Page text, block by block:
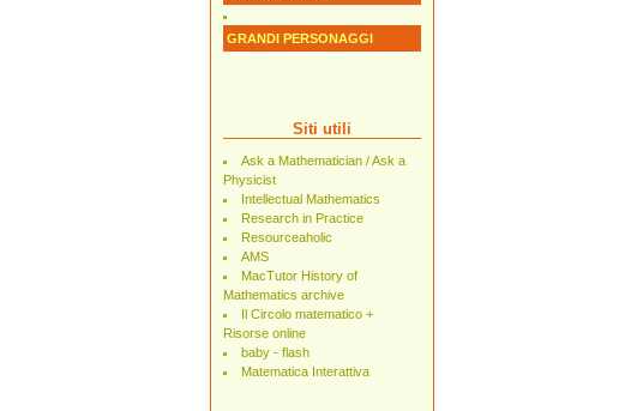
GRANDI PERSONAGGI
Siti utili
Ask a Mathematician / Ask a
Physicist
Intellectual Mathematics
Research in Practice
Resourceaholic
AMS
MacTutor History of
Mathematics archive
Il Circolo matematico +
Risorse online
baby - flash
Matematica Interattiva